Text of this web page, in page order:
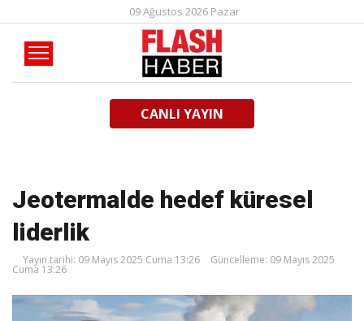
09 Ağustos 2026 Pazar
CANLI YAYIN
Jeotermalde hedef küresel
liderlik
Yayın tarihi: 09 Mayıs 2025 Cuma 13:26 Güncelleme: 09 Mayıs 2025
Cuma 13:26